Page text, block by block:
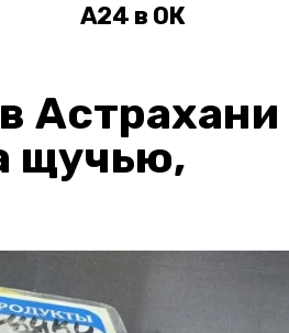
А24 в ОК
Астрахани
щучью,